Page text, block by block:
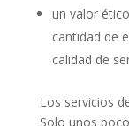
un valor
cantidad de
calidad de
Los servicios
Solo unos